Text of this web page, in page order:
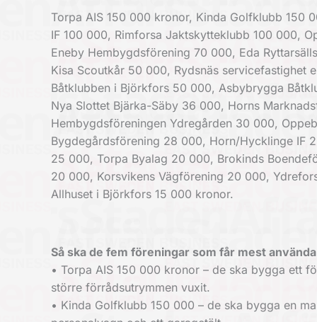
Torpa AIS 150 000 kronor, Kinda Golfklubb 150
IF 100 000, Rimforsa Jaktskytteklubb 100 000,
Eneby Hembygdsförening 70 000, Eda
Kisa Scoutkår 50 000, Rydsnäs
Båtklubben i Björkfors 50 000, Asbybrygga
Nya Slottet Bjärka-Säby 36 000, Horns
Hembygdsföreningen Ydregården 30 000,
Bygdegårdsförening 28 000, Horn/Hycklinge IF
25 000, Torpa Byalag 20 000, Brokinds
20 000, Korsvikens Vägförening 20 000,
Allhuset i Björkfors 15 000 kronor.
Så ska de fem föreningar som får mest
• Torpa AIS 150 000 kronor – de ska bygga ett
större förrådsutrymmen vuxit.
• Kinda Golfklubb 150 000 – de ska bygga en